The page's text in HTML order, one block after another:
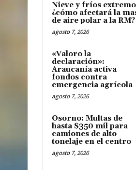
Nieve y fríos
¿cómo afectará la
de aire polar a la RM?
agosto 7, 2026
«Valoro la
declaración»:
Araucanía activa
fondos contra
emergencia agrícola
agosto 7, 2026
Osorno: Multas de
hasta $350 mil para
camiones de alto
tonelaje en el centro
agosto 7, 2026